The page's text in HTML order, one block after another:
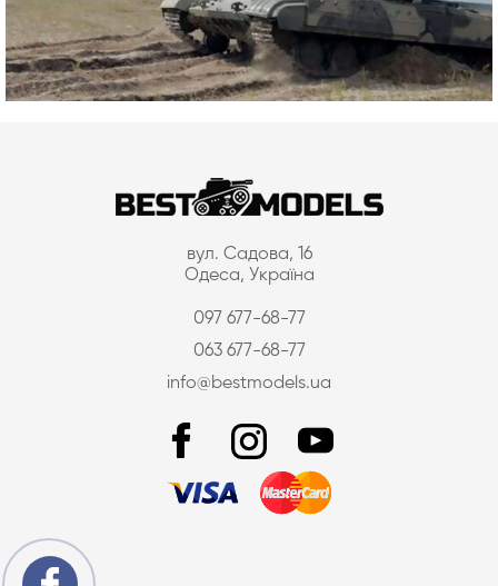
вул. Садова, 16
Одеса, Україна
097 677-68-77
063 677-68-77
info@bestmodels.ua